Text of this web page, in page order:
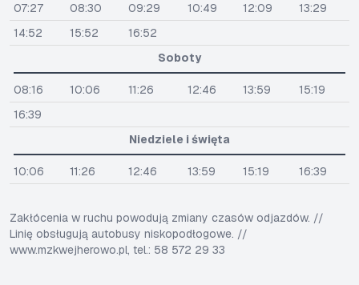
07:27 08:30 09:29 10:49 12:09
13:29
14:52
15:52
16:52
Soboty
08:16 10:06 11:26 12:46 13:59
15:19
16:39
Niedziele i święta
10:06 11:26 12:46 13:59 15:19 16:39
Zakłócenia w ruchu powodują zmiany czasów odjazdów. //
Linię obsługują autobusy niskopodłogowe. //
www.mzkwejherowo.pl, tel.: 58 572 29 33